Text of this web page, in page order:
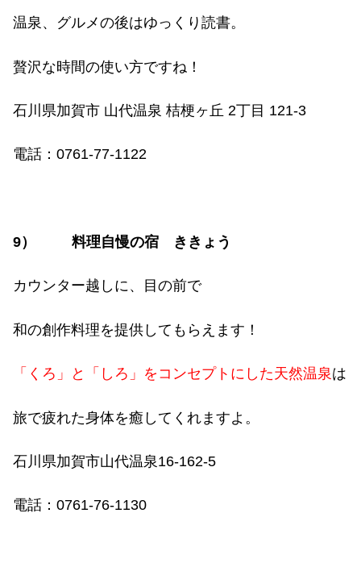
温泉、グルメの後はゆっくり読書。
贅沢な時間の使い方ですね！
石川県加賀市 山代温泉 桔梗ヶ丘 2丁目 121-3
電話： 0761-77-1122
9） 料理自慢の宿 ききょう
カウンター越しに、目の前で
和の創作料理を提供してもらえます！
「くろ」と「しろ」をコンセプトにした天然温泉は
旅で疲れた身体を癒してくれますよ。
石川県加賀市山代温泉16-162-5
電話： 0761-76-1130